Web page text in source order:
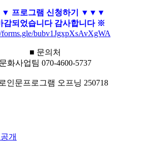
프로그램 신청하기 ▼▼▼
감되었습니다 감사합니다 ※
forms.gle/bubv1JgxpXsAvXgWA
■ 문의처
문화사업팀 070-4600-5737
개